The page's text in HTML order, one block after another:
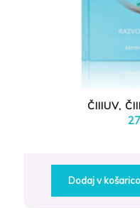
ČIIIUV,
Dodaj v košarico